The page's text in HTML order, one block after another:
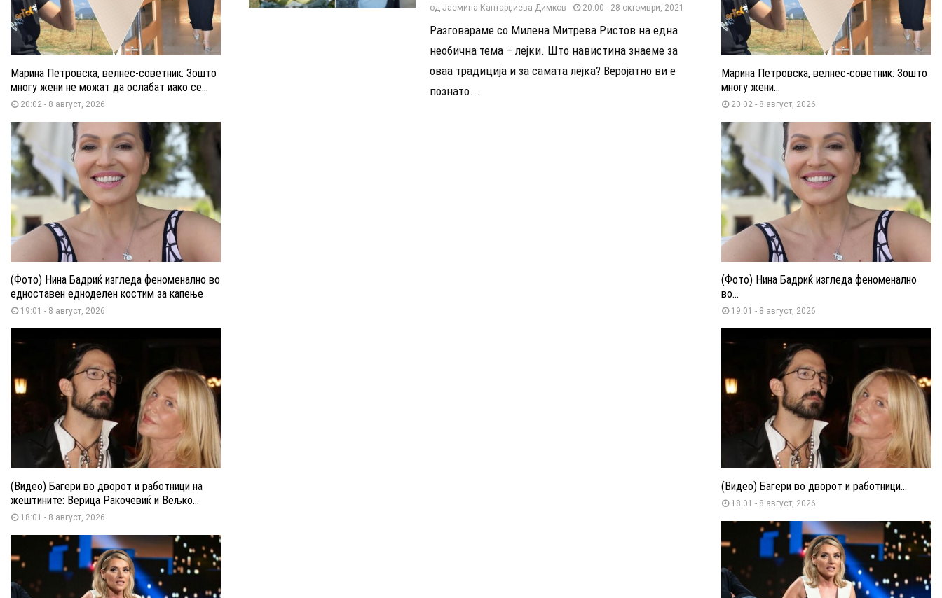
од Јасмина Кантарџиева Димков 20:00 - 28 октомври, 2021
Разговараме со Милена Митрева Ристов на една
необична тема – лејки. Што навистина знаеме за
оваа традиција и за самата лејка? Веројатно ви е
познато...
Марина Петровска, велнес-советник: Зошто
многу жени не можат да ослабат иако се...
20:02 - 8 август, 2026
(Фото) Нина Бадриќ изгледа феноменално во
едноставен едноделен костим за капење
19:01 - 8 август, 2026
(Видео) Багери во дворот и работници на
жештините: Верица Ракочевиќ и Вељко...
18:01 - 8 август, 2026
Марина Петровска, велнес-советник: Зошто
многу жени...
20:02 - 8 август, 2026
(Фото) Нина Бадриќ изгледа феноменално
во...
19:01 - 8 август, 2026
(Видео) Багери во дворот и работници...
18:01 - 8 август, 2026